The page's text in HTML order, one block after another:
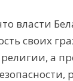
власти
своих
а